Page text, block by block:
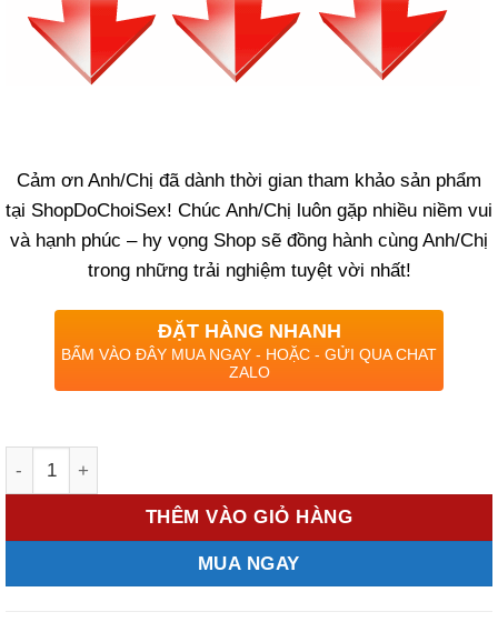
Cảm ơn Anh/Chị đã dành thời gian tham khảo sản phẩm
tại ShopDoChoiSex! Chúc Anh/Chị luôn gặp nhiều niềm vui
và hạnh phúc – hy vọng Shop sẽ đồng hành cùng Anh/Chị
trong những trải nghiệm tuyệt vời nhất!
ĐẶT HÀNG NHANH
BẤM VÀO ĐÂY MUA NGAY - HOẶC - GỬI QUA CHAT
ZALO
THÊM VÀO GIỎ HÀNG
MUA NGAY